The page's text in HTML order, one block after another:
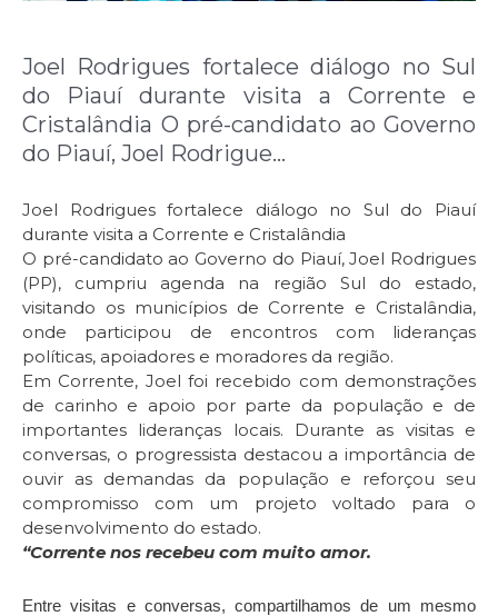
Joel Rodrigues fortalece diálogo no Sul
do Piauí durante visita a Corrente e
Cristalândia O pré-candidato ao Governo
do Piauí, Joel Rodrigue…
Joel Rodrigues fortalece diálogo no Sul do Piauí
durante visita a Corrente e Cristalândia
O pré-candidato ao Governo do Piauí, Joel Rodrigues
(PP), cumpriu agenda na região Sul do estado,
visitando os municípios de Corrente e Cristalândia,
onde participou de encontros com lideranças
políticas, apoiadores e moradores da região.
Em Corrente, Joel foi recebido com demonstrações
de carinho e apoio por parte da população e de
importantes lideranças locais. Durante as visitas e
conversas, o progressista destacou a importância de
ouvir as demandas da população e reforçou seu
compromisso com um projeto voltado para o
desenvolvimento do estado.
“Corrente nos recebeu com muito amor.
Entre visitas e conversas, compartilhamos de um mesmo